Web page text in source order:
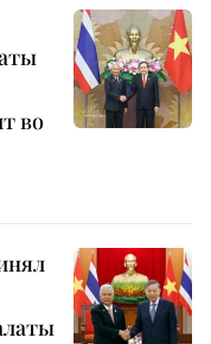
во